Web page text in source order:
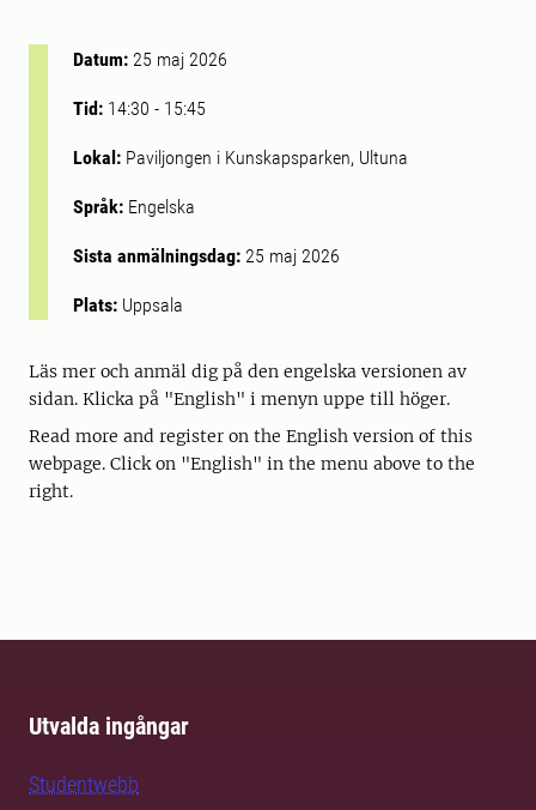
Datum: 25 maj 2026
Tid: 14:30 - 15:45
Lokal: Paviljongen i Kunskapsparken, Ultuna
Språk: Engelska
Sista anmälningsdag: 25 maj 2026
Plats: Uppsala
Läs mer och anmäl dig på den engelska versionen av
sidan. Klicka på "English" i menyn uppe till höger.
Read more and register on the English version of this
webpage. Click on "English" in the menu above to the
right.
Utvalda ingångar
Studentwebb